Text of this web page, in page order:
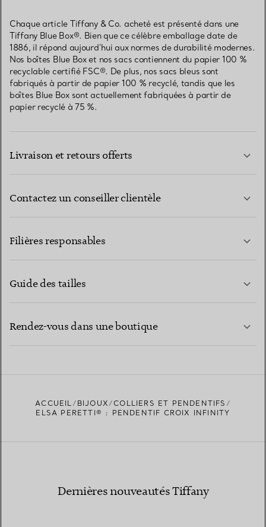
Chaque article Tiffany & Co. acheté est présenté dans une
Tiffany Blue Box®. Bien que ce célèbre emballage date de
1886, il répond aujourd’hui aux normes de durabilité modernes.
Nos boîtes Blue Box et nos sacs contiennent du papier 100 %
recyclable certifié FSC®. De plus, nos sacs bleus sont
fabriqués à partir de papier 100 % recyclé, tandis que les
boîtes Blue Box sont actuellement fabriquées à partir de
papier recyclé à 75 %.
Livraison et retours offerts
Contactez un conseiller clientèle
Filières responsables
Guide des tailles
Rendez-vous dans une boutique
TROUVEZ LA BOUTIQUE LA PLUS PROCHE
ACCUEIL BIJOUX
COLLIERS ET PENDENTIFS
ELSA PERETTI® : PENDENTIF CROIX INFINITY
Dernières nouveautés Tiffany